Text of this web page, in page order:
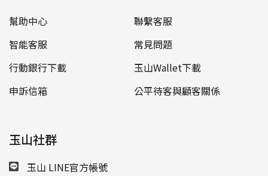
幫助中心
聯繫客服
智能客服
常見問題
行動銀行下載
玉山Wallet下載
申訴信箱
公平待客與顧客關係
玉山社群
玉山 LINE官方帳號